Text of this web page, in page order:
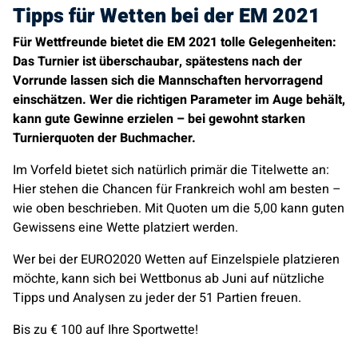
Tipps für Wetten bei der EM 2021
Für Wettfreunde bietet die EM 2021 tolle Gelegenheiten:
Das Turnier ist überschaubar, spätestens nach der
Vorrunde lassen sich die Mannschaften hervorragend
einschätzen. Wer die richtigen Parameter im Auge behält,
kann gute Gewinne erzielen – bei gewohnt starken
Turnierquoten der Buchmacher.
Im Vorfeld bietet sich natürlich primär die Titelwette an:
Hier stehen die Chancen für Frankreich wohl am besten –
wie oben beschrieben. Mit Quoten um die 5,00 kann guten
Gewissens eine Wette platziert werden.
Wer bei der EURO2020 Wetten auf Einzelspiele platzieren
möchte, kann sich bei Wettbonus ab Juni auf nützliche
Tipps und Analysen zu jeder der 51 Partien freuen.
Bis zu € 100 auf Ihre Sportwette!